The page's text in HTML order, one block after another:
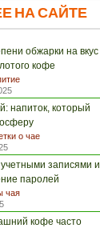
НА САЙТЕ
обжарки на вкус
кофе
напиток, который
о чае
записями и
паролей
чая
кофе часто